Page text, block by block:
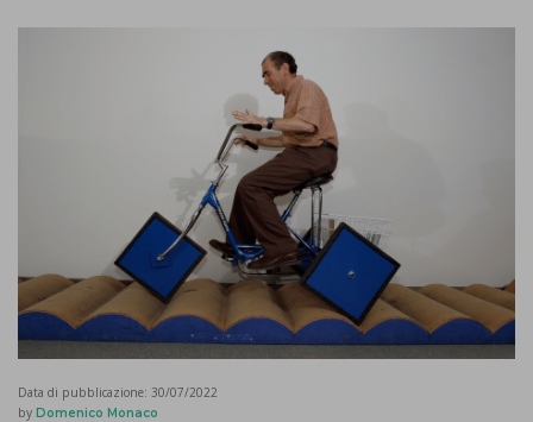
Data di pubblicazione: 30/07/2022
by Domenico Monaco